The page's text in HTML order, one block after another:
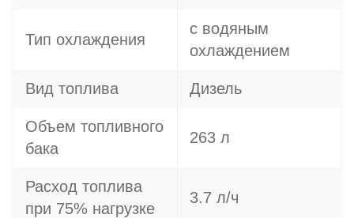
Тип охлаждения
с водяным
охлаждением
Вид топлива Дизель
Объем топливного
бака
263 л
Расход топлива
при 75% нагрузке
3.7 л/ч